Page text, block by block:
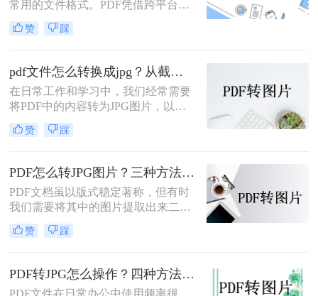
常用的文件格式。PDF凭借跨平台兼
容性和文档保护特性，广泛用于合
同、报告、扫描件的存储与传输；而
合网页展示、社交媒体发布和图像编
辑。那么，PDF怎么转换成JPG图片
呢？本文将先给出三种方案的直观对
比，再逐一拆解操作步骤，您可根据
使用频率、文件数量和隐私需求快速
选择最合适的方法。
赞 踩
pdf文件怎么转换成jpg？从截图到专业软件，一篇讲清楚！
在日常工作和学习中，我们经常需要
将PDF中的内容转为JPG图片，以便
插入PPT、上传网页或通过微信分
享。PDF怎么转JPG图片？本文先给
拆解操作步骤，您可根据使用频率、
图片质量要求和操作习惯快速选择最
适合的方法。
赞 踩
PDF怎么转JPG图片？三种方法对比，一看就懂！
PDF文档虽以版式稳定著称，但有时
我们需要将其中的图片提取出来二次
编辑，或转成图片格式用于网页、
PPT等场景。那么，PDF怎么转JPG图
结论，再逐一拆解操作步骤，您可根
据转换频率、图片质量要求和隐私需
赞 踩
PDF转JPG怎么操作？四种方法实测对比，附各场景最优选！